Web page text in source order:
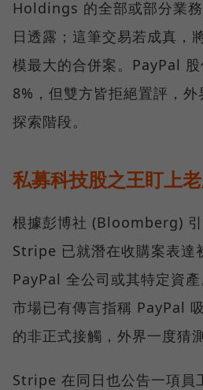
Holdings 的全部或部分業
日透露；這筆交易若成真，
模最大的合併案。PayPal
8%，但雙方皆拒絕置評，
探索階段。
私募科技股之王盯上
根據彭博社 (Bloomberg) 引
Stripe 已就潛在收購案表達
PayPal 全公司或其特定資產
市場已有傳言指稱 PayPal
的非正式接觸，外界一度猜
Stripe 在同日也公告一項員